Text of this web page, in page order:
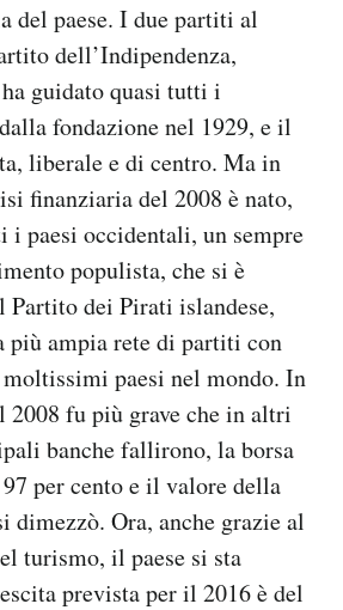
del paese. I due partiti al
dell’Indipendenza,
guidato quasi tutti i
fondazione nel 1929, e il
liberale e di centro. Ma in
finanziaria del 2008 è nato,
i paesi occidentali, un sempre
populista, che si è
dei Pirati islandese,
più ampia rete di partiti con
paesi nel mondo. In
2008 fu più grave che in altri
banche fallirono, la borsa
per cento e il valore della
dimezzò. Ora, anche grazie al
turismo, il paese si sta
prevista per il 2016 è del